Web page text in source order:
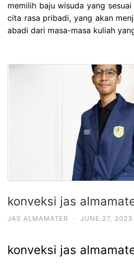
memilih baju wisuda yang
cita rasa pribadi, yang akan
abadi dari masa-masa kuliah
konveksi jas
JAS ALMAMATER · JUNE 27, 2023
konveksi jas